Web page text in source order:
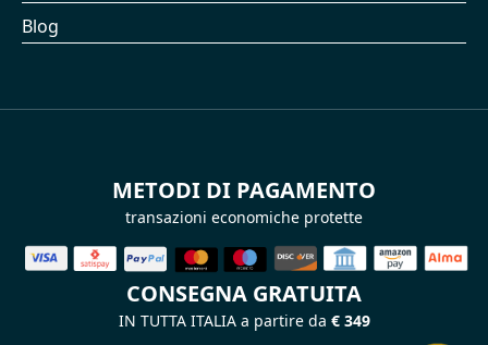
Blog
METODI DI PAGAMENTO
transazioni economiche protette
CONSEGNA GRATUITA
IN TUTTA ITALIA a partire da € 349